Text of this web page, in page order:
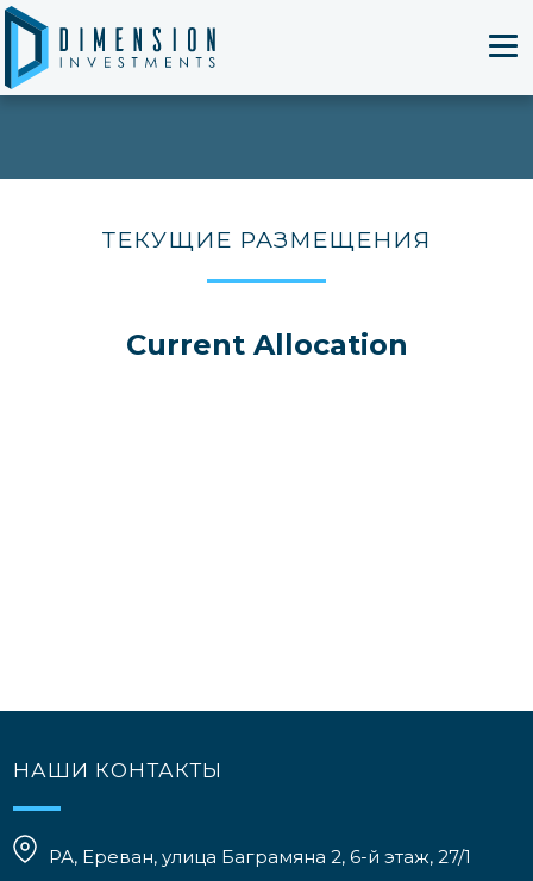
ТЕКУЩИЕ РАЗМЕЩЕНИЯ
Current Allocation
НАШИ КОНТАКТЫ
РА, Ереван, улица Баграмяна 2, 6-й этаж, 27/1